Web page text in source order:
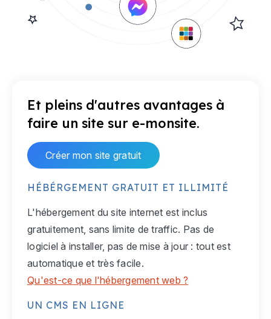
Et pleins d'autres avantages à
faire un site sur e-monsite.
Créer mon site gratuit
HÉBÉRGEMENT GRATUIT ET ILLIMITÉ
L'hébergement du site internet est inclus
gratuitement, sans limite de traffic. Pas de
logiciel à installer, pas de mise à jour : tout est
automatique et très facile.
Qu'est-ce que l'hébergement web ?
UN CMS EN LIGNE